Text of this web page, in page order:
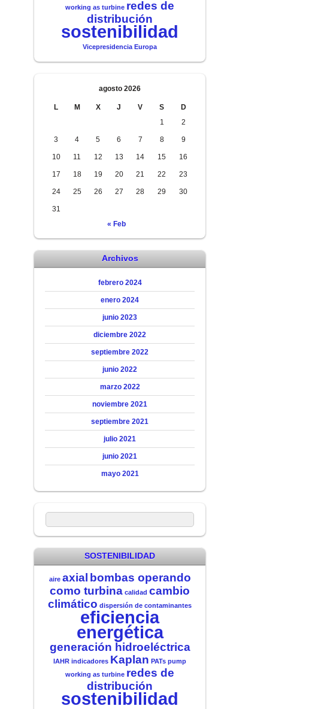
working as turbine redes de
distribución
sostenibilidad
Vicepresidencia Europa
agosto 2026
L M X J V S
D
1
2
3 4 5 6 7 8 9
10 11 12 13 14 15 16
17 18 19 20 21 22 23
24 25 26 27 28 29 30
31
« Feb
Archivos
febrero 2024
enero 2024
junio 2023
diciembre 2022
septiembre 2022
junio 2022
marzo 2022
noviembre 2021
septiembre 2021
julio 2021
junio 2021
mayo 2021
SOSTENIBILIDAD
aire axial bombas operando
como turbina calidad cambio
climático dispersión de contaminantes
eficiencia
energética
generación hidroeléctrica
IAHR indicadores Kaplan PATs pump
working as turbine redes de
distribución
sostenibilidad